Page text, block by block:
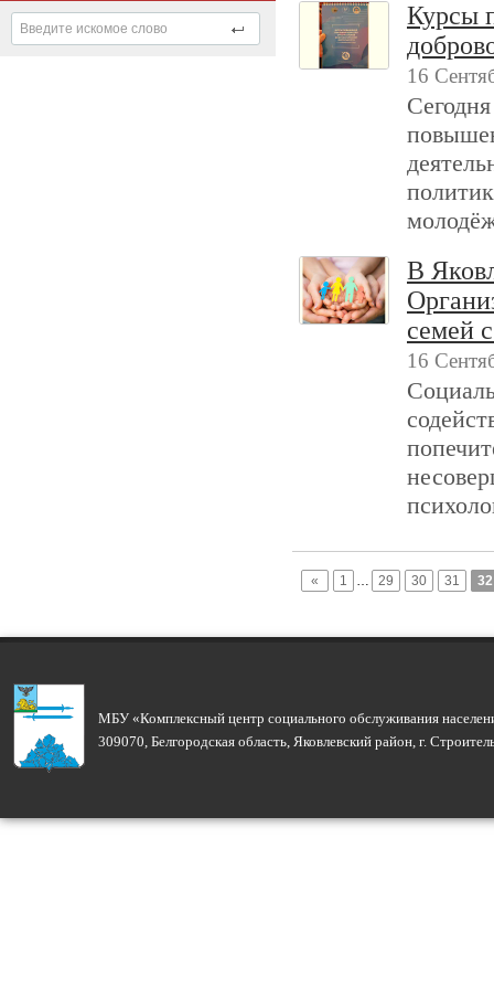
Курсы
16
В
семей
16
« 1 … 29 30 31 32
МБУ «Комплексный центр социального обслуживания
309070, Белгородская область, Яковлевский район, г.